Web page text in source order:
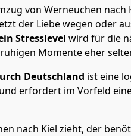
von Werneuchen nach
der Liebe wegen oder
Stresslevel wird für die
Momente eher
Deutschland ist eine
erfordert im Vorfeld
nach Kiel zieht, der